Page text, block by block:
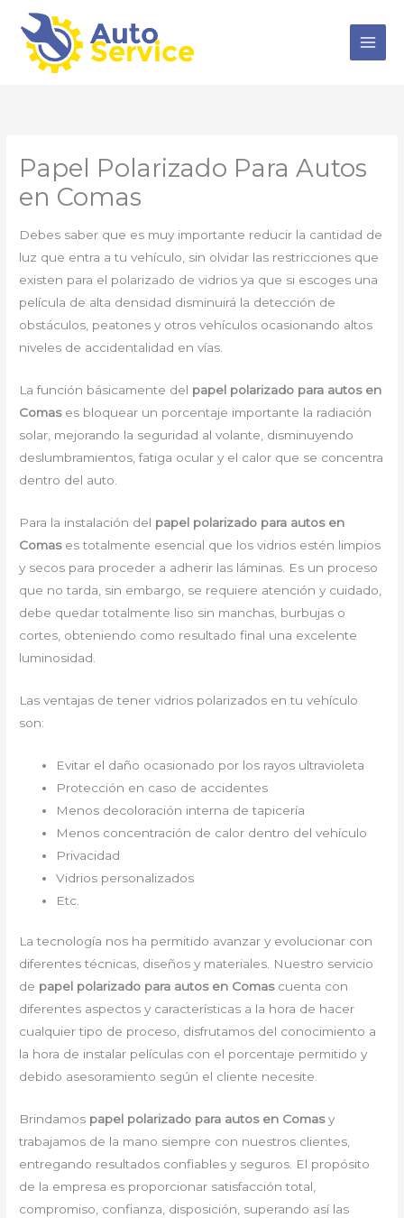
contenido
Papel Polarizado Para Autos
en Comas
Debes saber que es muy importante reducir la cantidad de
luz que entra a tu vehículo, sin olvidar las restricciones que
existen para el polarizado de vidrios ya que si escoges una
película de alta densidad disminuirá la detección de
obstáculos, peatones y otros vehículos ocasionando altos
niveles de accidentalidad en vías.
La función básicamente del papel polarizado para autos en
Comas es bloquear un porcentaje importante la radiación
solar, mejorando la seguridad al volante, disminuyendo
deslumbramientos, fatiga ocular y el calor que se concentra
dentro del auto.
Para la instalación del papel polarizado para autos en
Comas es totalmente esencial que los vidrios estén limpios
y secos para proceder a adherir las láminas. Es un proceso
que no tarda, sin embargo, se requiere atención y cuidado,
debe quedar totalmente liso sin manchas, burbujas o
cortes, obteniendo como resultado final una excelente
luminosidad.
Las ventajas de tener vidrios polarizados en tu vehículo
son:
Evitar el daño ocasionado por los rayos ultravioleta
Protección en caso de accidentes
Menos decoloración interna de tapicería
Menos concentración de calor dentro del vehículo
Privacidad
Vidrios personalizados
Etc.
La tecnología nos ha permitido avanzar y evolucionar con
diferentes técnicas, diseños y materiales. Nuestro servicio
de papel polarizado para autos en Comascuenta con
diferentes aspectos y características a la hora de hacer
cualquier tipo de proceso, disfrutamos del conocimiento a
la hora de instalar películas con el porcentaje permitido y
debido asesoramiento según el cliente necesite.
Brindamos papel polarizado para autos en Comasy
trabajamos de la mano siempre con nuestros clientes,
entregando resultados confiables y seguros. El propósito
de la empresa es proporcionar satisfacción total,
compromiso, confianza, disposición, superando así las